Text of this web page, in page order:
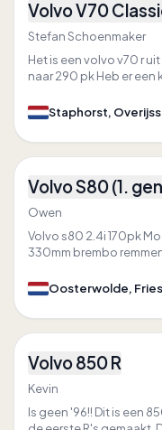
Volvo V70
Stefan Schoenmaker
Het is een volvo v70 r uit 1997 Hij is vroeger gechipt
naar 290 pk Heb er een
Staphorst,
Volvo S80 (1.
Owen
Volvo s80 2.4i 170pk Mods . Cat
330mm brembo
Oosterwolde,
Pierwszy wFriesland
Volvo 850 R
Kevin
Is geen '96!! Dit is een